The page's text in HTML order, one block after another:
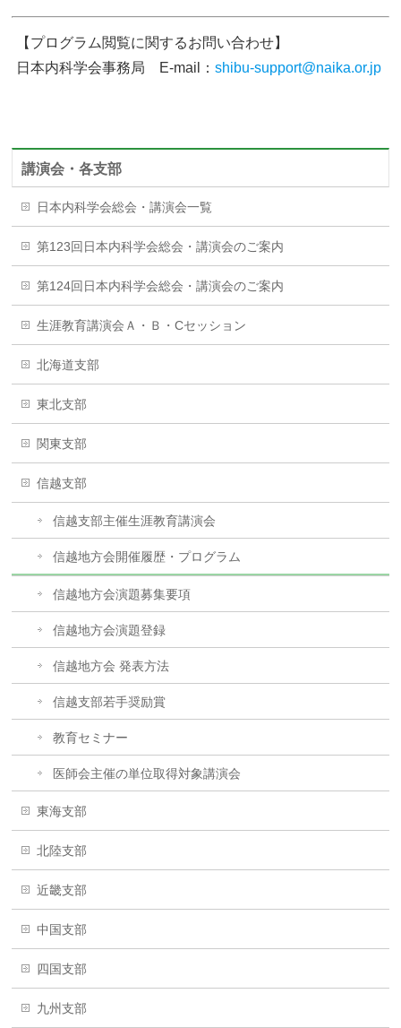
【プログラム閲覧に関するお問い合わせ】
日本内科学会事務局 E-mail：shibu-support@naika.or.jp
講演会・各支部
日本内科学会総会・講演会一覧
第123回日本内科学会総会・講演会のご案内
第124回日本内科学会総会・講演会のご案内
生涯教育講演会Ａ・Ｂ・Cセッション
北海道支部
東北支部
関東支部
信越支部
信越支部主催生涯教育講演会
信越地方会開催履歴・プログラム
信越地方会演題募集要項
信越地方会演題登録
信越地方会 発表方法
信越支部若手奨励賞
教育セミナー
医師会主催の単位取得対象講演会
東海支部
北陸支部
近畿支部
中国支部
四国支部
九州支部